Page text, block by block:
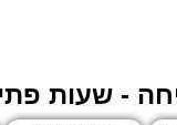
- שעות